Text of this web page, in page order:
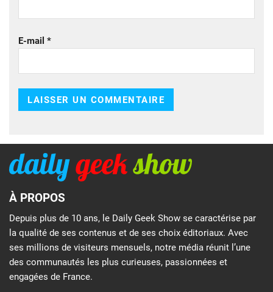
E-mail *
À PROPOS
Depuis plus de 10 ans, le Daily Geek Show se caractérise par
la qualité de ses contenus et de ses choix éditoriaux. Avec
ses millions de visiteurs mensuels, notre média réunit l’une
des communautés les plus curieuses, passionnées et
engagées de France.